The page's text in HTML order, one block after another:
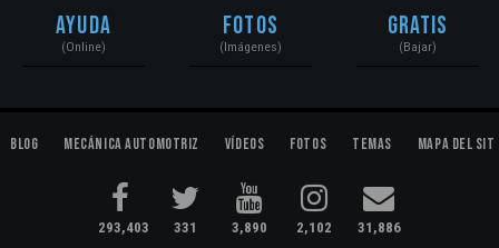
Ayuda
(Online)
Fotos
(Imágenes)
Gratis
(Bajar)
Blog Mecánica Automotriz Vídeos Fotos Temas Mapa del
293,403 331 3,890 2,102 31,886